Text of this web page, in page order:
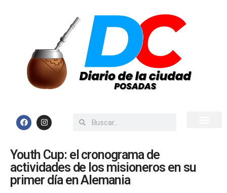
Youth Cup: el cronograma de
actividades de los misioneros en su
primer día en Alemania